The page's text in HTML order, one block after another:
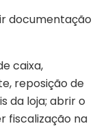
documentação
caixa,
reposição de
da loja; abrir o
fiscalização na